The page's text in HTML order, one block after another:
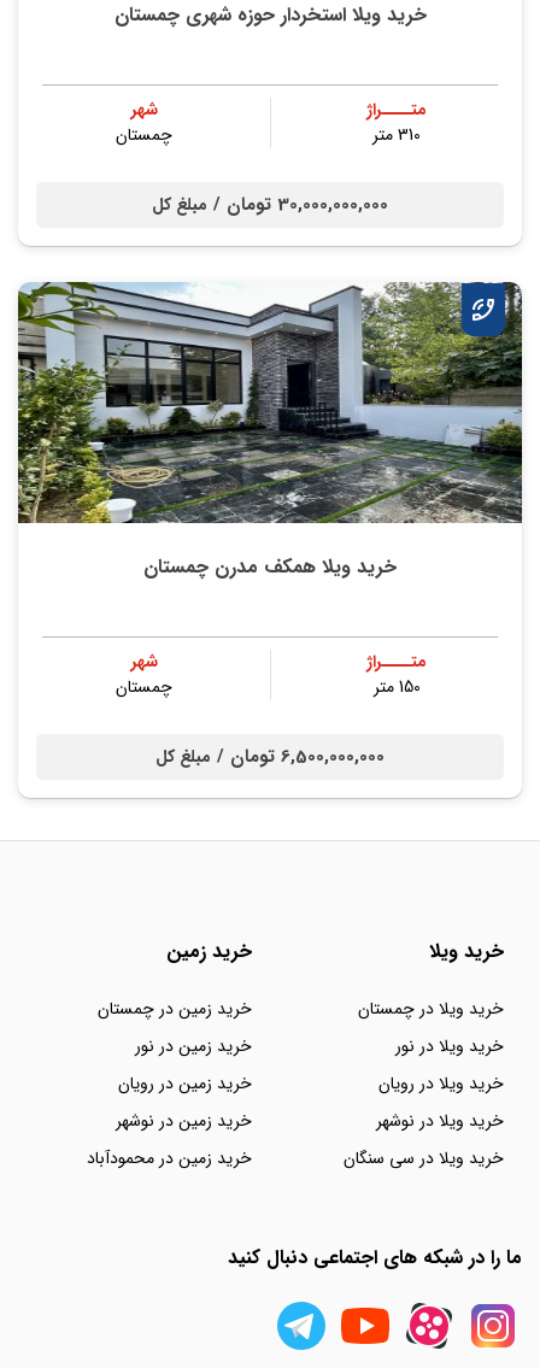
خرید ویلا استخردار حوزه شهری چمستان
متــــراژ
310 متر
شهر
چمستان
30,000,000,000 تومان / مبلغ کل
خرید ویلا همکف مدرن چمستان
متــــراژ
150 متر
شهر
چمستان
6,500,000,000 تومان / مبلغ کل
خرید ویلا
خرید ویلا در چمستان
خرید ویلا در نور
خرید ویلا در رویان
خرید ویلا در نوشهر
خرید ویلا در سی سنگان
خرید زمین
خرید زمین در چمستان
خرید زمین در نور
خرید زمین در رویان
خرید زمین در نوشهر
خرید زمین در محمودآباد
ما را در شبکه های اجتماعی دنبال کنید